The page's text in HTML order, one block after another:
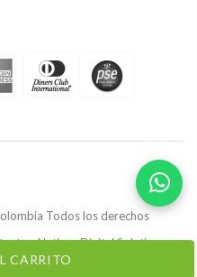
CARRITO
Todos los derechos
- Netizen Digital Solutions.